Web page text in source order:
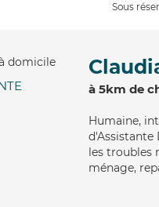
Sous
à 5km de
Humaine,
d'Assistante
les troubles
ménage,